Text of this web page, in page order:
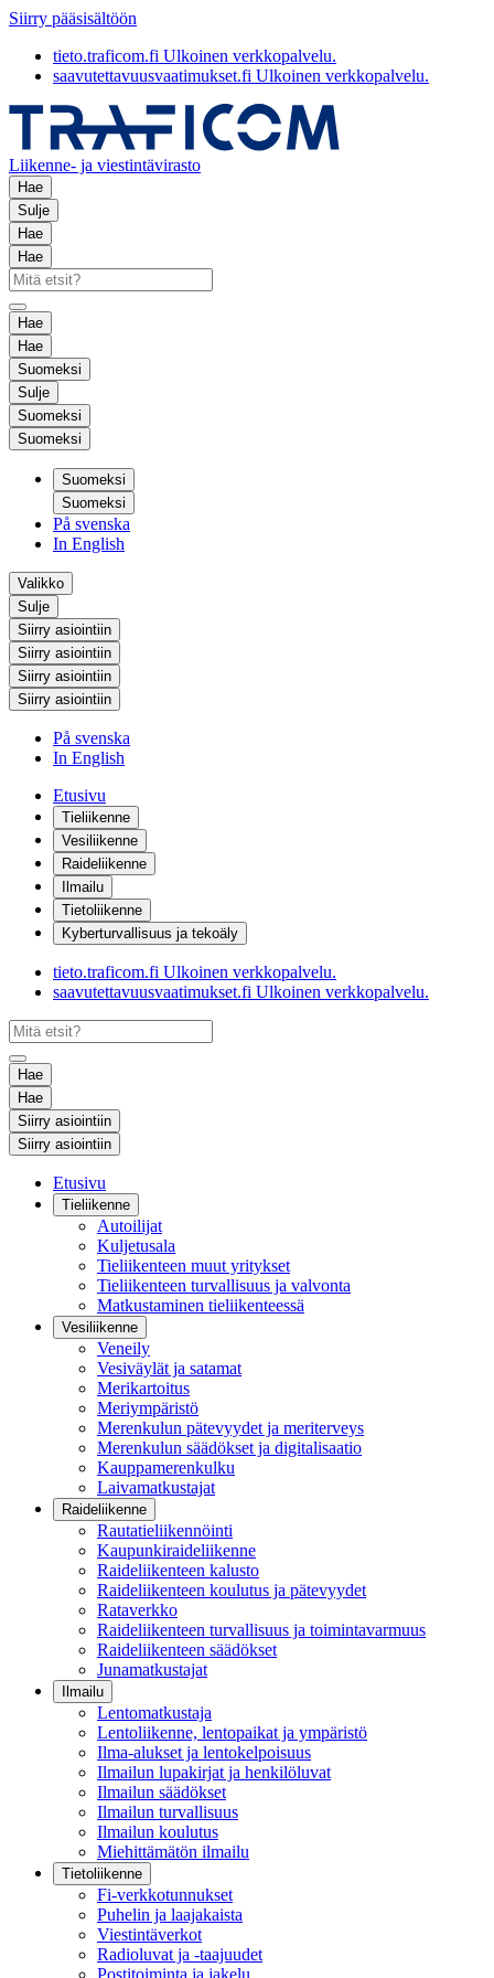
Siirry pääsisältöön
tieto.traficom.fi Ulkoinen verkkopalvelu.
saavutettavuusvaatimukset.fi Ulkoinen verkkopalvelu.
Liikenne- ja viestintävirasto
Hae
Sulje
Hae
Hae
Hae
Hae
Suomeksi
Sulje
Suomeksi
Suomeksi
Suomeksi
Suomeksi
På svenska
In English
Valikko
Sulje
Siirry asiointiin
Siirry asiointiin
Siirry asiointiin
Siirry asiointiin
På svenska
In English
Etusivu
Tieliikenne
Vesiliikenne
Raideliikenne
Ilmailu
Tietoliikenne
Kyberturvallisuus ja tekoäly
tieto.traficom.fi Ulkoinen verkkopalvelu.
saavutettavuusvaatimukset.fi Ulkoinen verkkopalvelu.
Hae
Hae
Siirry asiointiin
Siirry asiointiin
Etusivu
Tieliikenne
Autoilijat
Kuljetusala
Tieliikenteen muut yritykset
Tieliikenteen turvallisuus ja valvonta
Matkustaminen tieliikenteessä
Vesiliikenne
Veneily
Vesiväylät ja satamat
Merikartoitus
Meriympäristö
Merenkulun pätevyydet ja meriterveys
Merenkulun säädökset ja digitalisaatio
Kauppamerenkulku
Laivamatkustajat
Raideliikenne
Rautatieliikennöinti
Kaupunkiraideliikenne
Raideliikenteen kalusto
Raideliikenteen koulutus ja pätevyydet
Rataverkko
Raideliikenteen turvallisuus ja toimintavarmuus
Raideliikenteen säädökset
Junamatkustajat
Ilmailu
Lentomatkustaja
Lentoliikenne, lentopaikat ja ympäristö
Ilma-alukset ja lentokelpoisuus
Ilmailun lupakirjat ja henkilöluvat
Ilmailun säädökset
Ilmailun turvallisuus
Ilmailun koulutus
Miehittämätön ilmailu
Tietoliikenne
Fi-verkkotunnukset
Puhelin ja laajakaista
Viestintäverkot
Radioluvat ja -taajuudet
Postitoiminta ja jakelu